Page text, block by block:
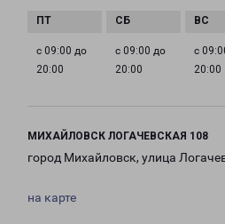
с 09:00 до
20:00
с 09:00 до
20:00
с
20:00
МИХАЙЛОВСК ЛОГАЧЕВСКАЯ 108
город Михайловск, улица
на карте